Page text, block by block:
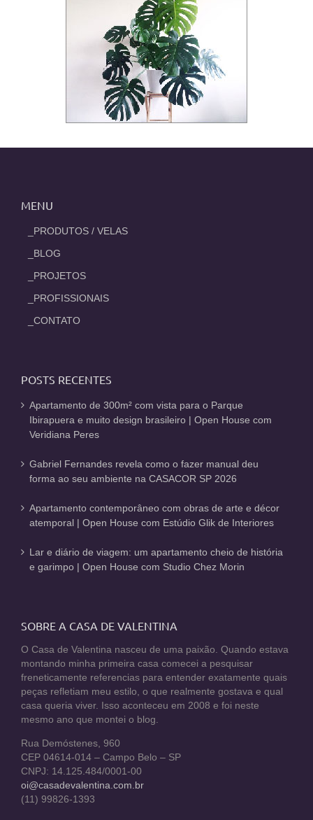
MENU
_PRODUTOS / VELAS
_BLOG
_PROJETOS
_PROFISSIONAIS
_CONTATO
POSTS RECENTES
Apartamento de 300m² com vista para o Parque
Ibirapuera e muito design brasileiro | Open House com
Veridiana Peres
Gabriel Fernandes revela como o fazer manual deu
forma ao seu ambiente na CASACOR SP 2026
Apartamento contemporâneo com obras de arte e décor
atemporal | Open House com Estúdio Glik de Interiores
Lar e diário de viagem: um apartamento cheio de história
e garimpo | Open House com Studio Chez Morin
SOBRE A CASA DE VALENTINA
O Casa de Valentina nasceu de uma paixão. Quando estava
montando minha primeira casa comecei a pesquisar
freneticamente referencias para entender exatamente quais
peças refletiam meu estilo, o que realmente gostava e qual
casa queria viver. Isso aconteceu em 2008 e foi neste
mesmo ano que montei o blog.
Rua Demóstenes, 960
CEP 04614-014 – Campo Belo – SP
CNPJ: 14.125.484/0001-00
oi@casadevalentina.com.br
(11) 99826-1393